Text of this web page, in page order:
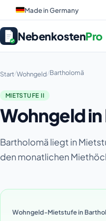
Made in Germany
NebenkostenPro
Start/Wohngeld/Bartholomä
MIETSTUFE II
Wohngeld
Bartholomä liegt in
den monatlichen
Wohngeld-Mietstufe in